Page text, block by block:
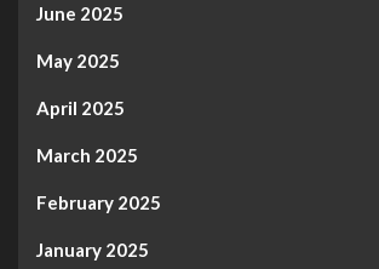
June 2025
May 2025
April 2025
March 2025
February 2025
January 2025